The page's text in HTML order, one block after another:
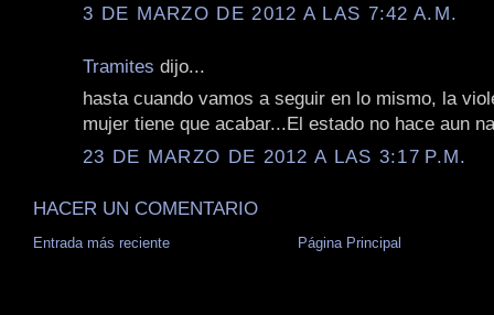
3 DE MARZO DE 2012 A LAS 7:42 A.M.
Tramites dijo...
hasta cuando vamos a seguir en lo mismo, la
mujer tiene que acabar...El estado no hace aun
23 DE MARZO DE 2012 A LAS 3:17 P.M.
HACER UN COMENTARIO
Entrada más reciente Página Principal